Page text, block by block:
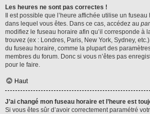
Les heures ne sont pas correctes !
Il est possible que l’heure affichée utilise un
dans lequel vous êtes. Dans ce cas, accédez au
modifiez le fuseau horaire afin qu’il corresponde à
trouvez (ex : Londres, Paris, New York, Sydney,
du fuseau horaire, comme la plupart des
membres du forum. Donc si vous n’êtes pas
pour le faire.
Haut
J’ai changé mon fuseau horaire et l’heure est
Si vous êtes sûr d’avoir correctement paramétré